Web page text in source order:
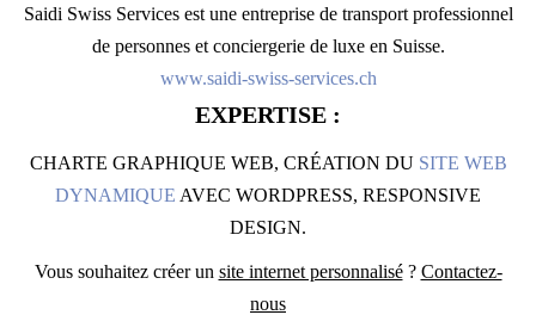
Saidi Swiss Services est une entreprise de transport professionnel
de personnes et conciergerie de luxe en Suisse.
www.saidi-swiss-services.ch
EXPERTISE :
CHARTE GRAPHIQUE WEB, CRÉATION DU SITE WEB
DYNAMIQUE AVEC WORDPRESS, RESPONSIVE
DESIGN.
Vous souhaitez créer un site internet personnalisé? Contactez-
nous